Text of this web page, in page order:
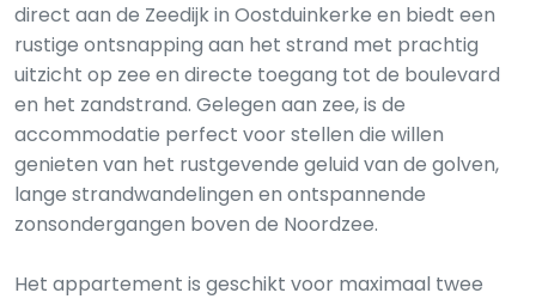
direct aan de Zeedijk in Oostduinkerke en biedt een
rustige ontsnapping aan het strand met prachtig
uitzicht op zee en directe toegang tot de boulevard
en het zandstrand. Gelegen aan zee, is de
accommodatie perfect voor stellen die willen
genieten van het rustgevende geluid van de golven,
lange strandwandelingen en ontspannende
zonsondergangen boven de Noordzee.
Het appartement is geschikt voor maximaal twee